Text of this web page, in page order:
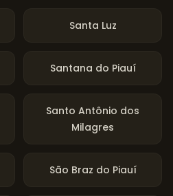
Santa Luz
Santana do Piauí
Santo Antônio dos
Milagres
São Braz do Piauí